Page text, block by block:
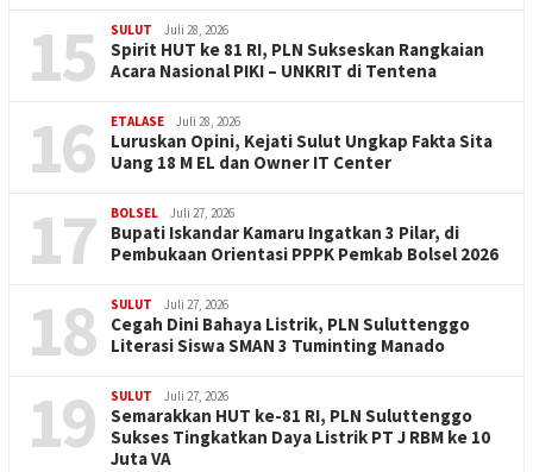
15 SULUT Juli 28, 2026
Spirit HUT ke 81 RI, PLN Sukseskan Rangkaian
Acara Nasional PIKI – UNKRIT di Tentena
16 ETALASE Juli 28, 2026
Luruskan Opini, Kejati Sulut Ungkap Fakta Sita
Uang 18 M EL dan Owner IT Center
17 BOLSEL Juli 27, 2026
Bupati Iskandar Kamaru Ingatkan 3 Pilar, di
Pembukaan Orientasi PPPK Pemkab Bolsel 2026
18 SULUT Juli 27, 2026
Cegah Dini Bahaya Listrik, PLN Suluttenggo
Literasi Siswa SMAN 3 Tuminting Manado
19 SULUT Juli 27, 2026
Semarakkan HUT ke-81 RI, PLN Suluttenggo
Sukses Tingkatkan Daya Listrik PT J RBM ke 10
Juta VA